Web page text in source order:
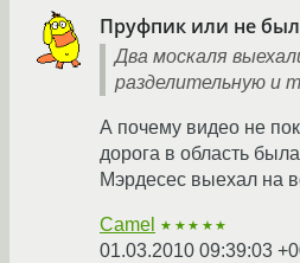
Пруфпик или не
Два москаля
разделительную и
А почему видео не
дорога в область
Мэрдесес выехал на
Camel ★★★★★
01.03.2010 09:39:03